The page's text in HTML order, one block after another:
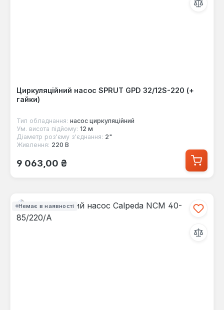
Циркуляційний насос SPRUT GPD 32/12S-220 (+
гайки)
Тип обладнання: насос циркуляційний
Ум. висота підйому: 12 м
Діаметр роз'єму з'єднання: 2"
Живлення: 220 В
Звичайна ціна:
9 063,00 ₴
Немає в наявності